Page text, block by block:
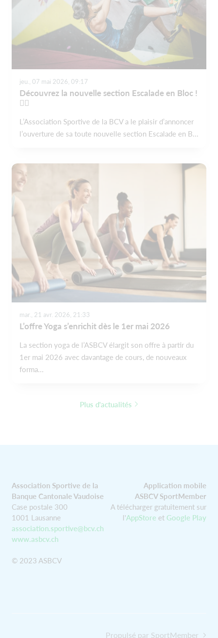
jeu., 07 mai 2026, 09:17
Découvrez la nouvelle section Escalade en Bloc !
🧗‍♂️
L’Association Sportive de la BCV a le plaisir d’annoncer
l’ouverture de sa toute nouvelle section Escalade en B...
mar., 21 avr. 2026, 21:33
L’offre Yoga s’enrichit dès le 1er mai 2026
La section yoga de l’ASBCV élargit son offre à partir du
1er mai 2026 avec davantage de cours, de nouveaux
forma...
Plus d'actualités
Application mobile
ASBCV SportMember
A télécharger gratuitement sur
l'AppStore et Google Play
Association Sportive de la
Banque Cantonale Vaudoise
Case postale 300
1001 Lausanne
association.sportive@bcv.ch
www.asbcv.ch
© 2023 ASBCV
Propulsé par SportMember